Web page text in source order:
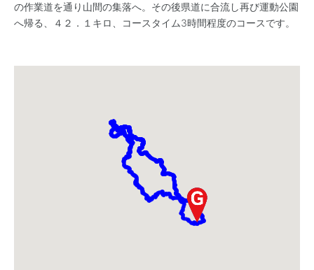
の作業道を通り山間の集落へ。その後県道に合流し再び運動公園
へ帰る、４２．１キロ、コースタイム3時間程度のコースです。